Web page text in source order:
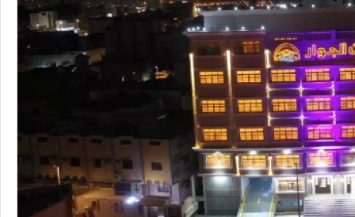
شقق
شقق للبيع